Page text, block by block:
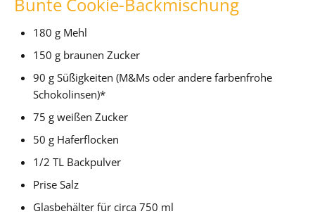
180 g Mehl
150 g braunen Zucker
90 g Süßigkeiten (M&Ms oder andere farbenfrohe
Schokolinsen)*
75 g weißen Zucker
50 g Haferflocken
1/2 TL Backpulver
Prise Salz
Glasbehälter für circa 750 ml